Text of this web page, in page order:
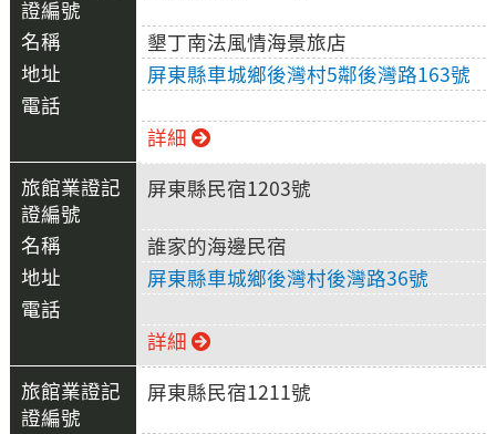
墾丁南法風情海景旅店
屏東縣車城鄉後灣村5鄰後灣路163號
詳細
屏東縣民宿1203號
誰家的海邊民宿
屏東縣車城鄉後灣村後灣路36號
詳細
屏東縣民宿1211號